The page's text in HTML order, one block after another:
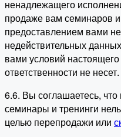
ненадлежащего
продаже вам семинаров и
предоставлением вами
недействительных
вами условий
ответственности не несет.
6.6. Вы соглашаетесь,
семинары и тренинги
целью перепродажи или